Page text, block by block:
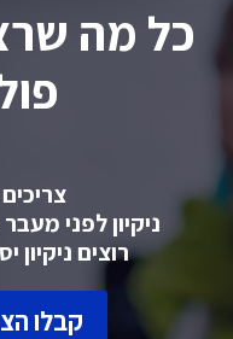
כל מה
ניקיון לפני
רוצים ניקיון
קבלו